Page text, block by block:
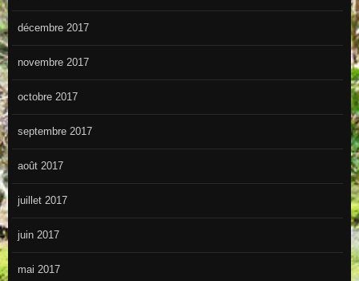
décembre 2017
novembre 2017
octobre 2017
septembre 2017
août 2017
juillet 2017
juin 2017
mai 2017